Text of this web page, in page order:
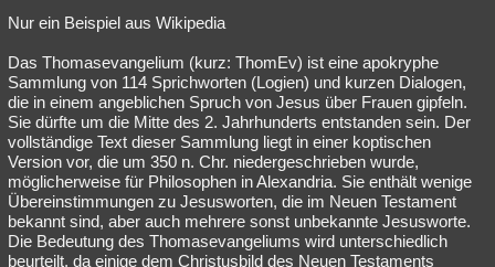
Nur ein Beispiel aus Wikipedia
Das Thomasevangelium (kurz: ThomEv) ist eine apokryphe
Sammlung von 114 Sprichworten (Logien) und kurzen Dialogen,
die in einem angeblichen Spruch von Jesus über Frauen gipfeln.
Sie dürfte um die Mitte des 2. Jahrhunderts entstanden sein. Der
vollständige Text dieser Sammlung liegt in einer koptischen
Version vor, die um 350 n. Chr. niedergeschrieben wurde,
möglicherweise für Philosophen in Alexandria. Sie enthält wenige
Übereinstimmungen zu Jesusworten, die im Neuen Testament
bekannt sind, aber auch mehrere sonst unbekannte Jesusworte.
Die Bedeutung des Thomasevangeliums wird unterschiedlich
beurteilt, da einige dem Christusbild des Neuen Testaments